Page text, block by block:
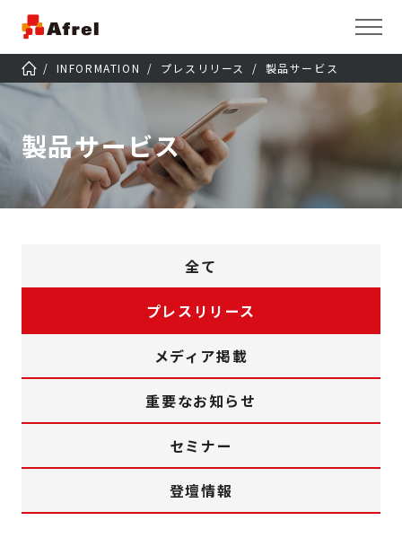
INFORMATION プレスリリース 製品サービス
製品サービス
全て
プレスリリース
メディア掲載
重要なお知らせ
セミナー
登壇情報